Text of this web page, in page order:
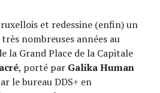
et redessine (enfin) un
nombreuses années au
la Grand Place de la Capitale
, porté par Galika Human
le bureau DDS+ en